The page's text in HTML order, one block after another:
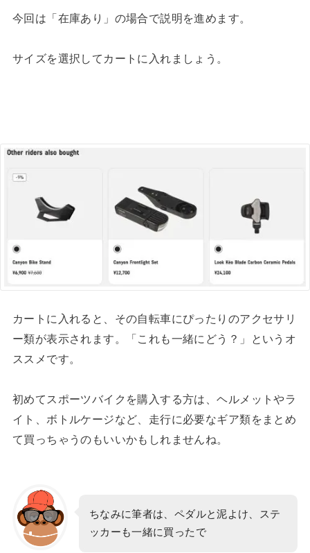
今回は「在庫あり」の場合で説明を進めます。
サイズを選択してカートに入れましょう。
カートに入れると、その自転車にぴったりのアクセサリ
ー類が表示されます。「これも一緒にどう？」というオ
ススメです。
初めてスポーツバイクを購入する方は、ヘルメットやラ
イト、ボトルケージなど、走行に必要なギア類をまとめ
て買っちゃうのもいいかもしれませんね。
ちなみに筆者は、ペダルと泥よけ、ステ
ッカーも一緒に買ったで